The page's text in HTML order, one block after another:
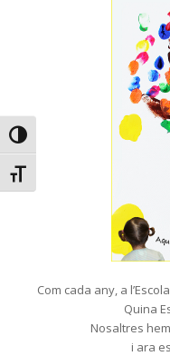
Alternar alto contraste
Alternar tamaño de letra
Com cada any, a
Quina
Nosaltres
i ara